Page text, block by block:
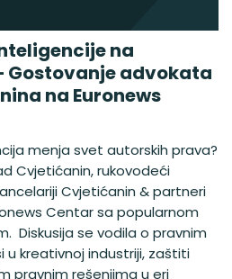
na
Gostovanje advokata
na Euronews
menja svet autorskih prava?
Cvjetićanin, rukovodeći
Cvjetićanin & partneri
Centar sa popularnom
Diskusija se vodila o pravnim
u kreativnoj industriji, zaštiti
pravnim rešenjima u eri